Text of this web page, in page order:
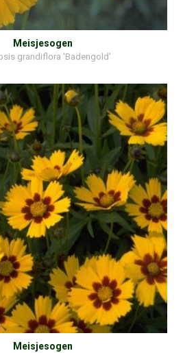
Meisjesogen
grandiflora 'Badengold'
Meisjesogen